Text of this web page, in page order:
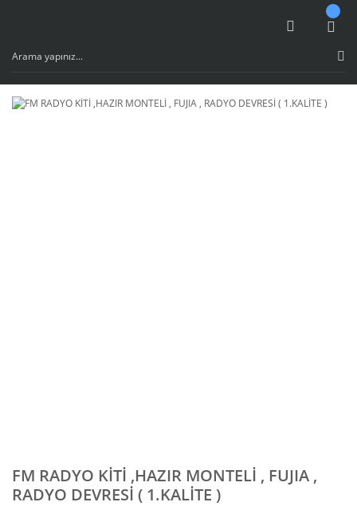
FM RADYO KİTİ ,HAZIR MONTELİ , FUJIA ,
RADYO DEVRESİ ( 1.KALİTE )